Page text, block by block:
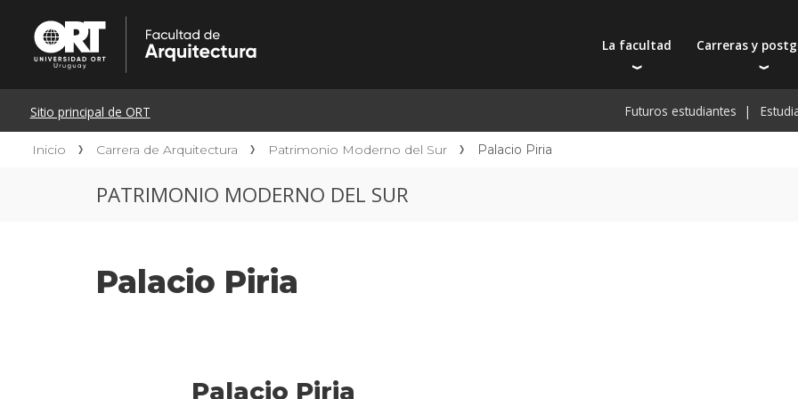
La facultad
Autoridades
Carreras y
Carreras
Tecnicaturas
Futuros estudiantes
Inicio Carrera de Arquitectura Patrimonio Moderno del Sur Palacio Piria
PATRIMONIO MODERNO DEL SUR
Palacio Piria
Palacio Piria